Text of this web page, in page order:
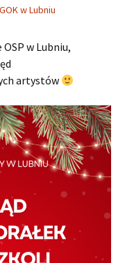
GOK w Lubniu
w Lubniu,
artystów